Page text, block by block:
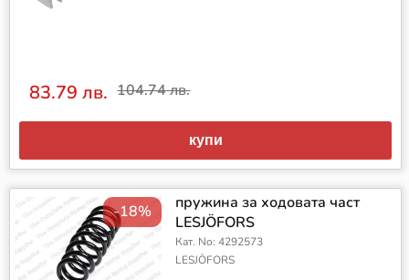
83.79 лв. 104.74 лв.
купи
-18%
пружина за ходовата част
LESJÖFORS
Кат. No: 4292573
LESJÖFORS